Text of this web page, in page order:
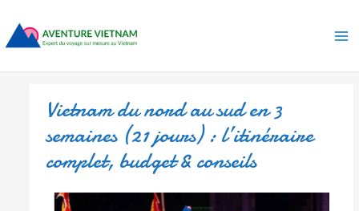
contenu
Vietnam du nord au sud en 3
semaines (21 jours) : l’itinéraire
complet, budget & conseils